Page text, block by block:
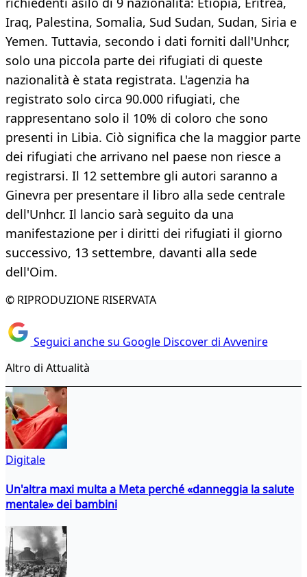
Iraq, Palestina, Somalia, Sud Sudan, Sudan, Siria e
Yemen. Tuttavia, secondo i dati forniti dall'Unhcr,
solo una piccola parte dei rifugiati di queste
nazionalità è stata registrata. L'agenzia ha
registrato solo circa 90.000 rifugiati, che
rappresentano solo il 10% di coloro che sono
presenti in Libia. Ciò significa che la maggior parte
dei rifugiati che arrivano nel paese non riesce a
registrarsi. Il 12 settembre gli autori saranno a
Ginevra per presentare il libro alla sede centrale
dell'Unhcr. Il lancio sarà seguito da una
manifestazione per i diritti dei rifugiati il giorno
successivo, 13 settembre, davanti alla sede
dell'Oim.
© RIPRODUZIONE RISERVATA
Seguici anche su Google Discover di Avvenire
Altro di Attualità
Digitale
Un'altra maxi multa a Meta perché «danneggia la salute
mentale» dei bambini